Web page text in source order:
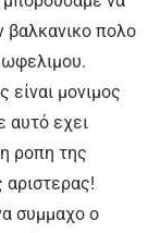
βαλκανικο πολο
ωφελιμου.
είναι μονιμος
αυτό εχει
ροπη της
αριστερας!
συμμαχο ο